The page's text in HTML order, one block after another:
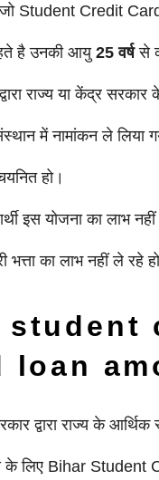
जो Student Credit
है उनकी आयु 25 वर्षसे
द्वारा राज्य या केंद्र
में नामांकन ले लिया
हो।
इस योजना का लाभ
भत्ता का लाभ नहीं ले रहे
student
loan
द्वारा राज्य के
लिए Bihar Student